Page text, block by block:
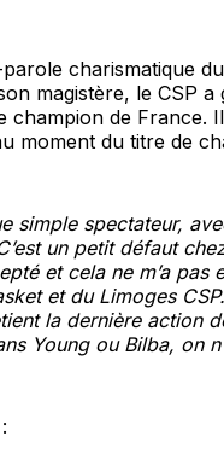
charismatique
magistère, le CSP a
de France.
moment du titre de
simple spectateur,
un petit défaut
et cela ne m’a pas
et du Limoges
la dernière action
Young ou Bilba, on